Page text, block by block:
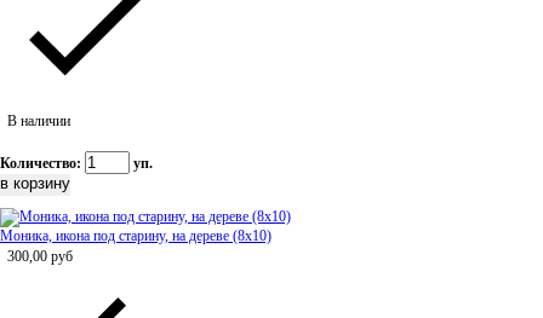
В наличии
Количество: уп.
Моника, икона под старину, на дереве (8x10)
300,00 руб